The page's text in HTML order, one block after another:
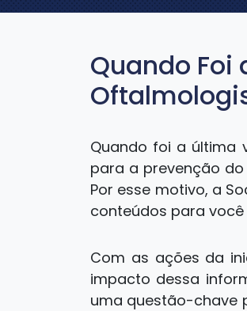
Quando Foi
Quando foi a última
para a prevenção
Por esse motivo, a
conteúdos para
Com as ações da
impacto dessa
uma questão-chave